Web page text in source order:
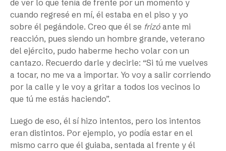
de ver lo que tenía de frente por un momento y
cuando regresé en mí, él estaba en el piso y yo
sobre él pegándole. Creo que él se frizó ante mi
reacción, pues siendo un hombre grande, veterano
del ejército, pudo haberme hecho volar con un
cantazo. Recuerdo darle y decirle: “Si tú me vuelves
a tocar, no me va a importar. Yo voy a salir corriendo
por la calle y le voy a gritar a todos los vecinos lo
que tú me estás haciendo”.
Luego de eso, él sí hizo intentos, pero los intentos
eran distintos. Por ejemplo, yo podía estar en el
mismo carro que él guiaba, sentada al frente y él